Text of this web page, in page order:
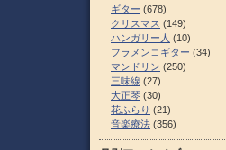
ギター (678)
クリスマス (149)
ハンガリー人 (10)
フラメンコギター (34)
マンドリン (250)
三味線 (27)
大正琴 (30)
花ふらり (21)
音楽療法 (356)